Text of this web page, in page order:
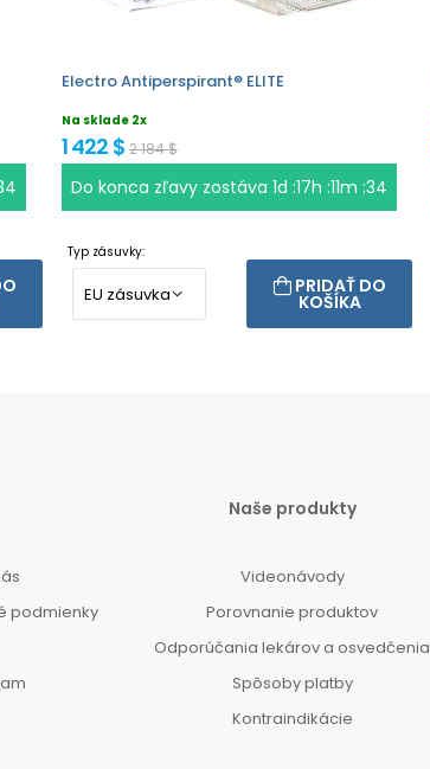
Electro Antiperspirant® ELITE
Na sklade 2x
1 422 $ 2 184 $
Do konca zľavy zostáva1d :17h :11m :33
Typ zásuvky:
PRIDAŤ DO
KOŠÍKA
podmienky
Naše produkty
Videonávody
Porovnanie produktov
Odporúčania lekárov a osvedčenia
Spôsoby platby
Kontraindikácie